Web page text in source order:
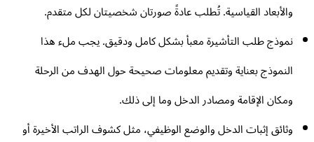
والأبعاد القياسية. تُطلب عادةً صورتان شخصيتان لكل متقدم.
نموذج طلب التأشيرة معبأ بشكل كامل ودقيق. يجب ملء هذا
النموذج بعناية وتقديم معلومات صحيحة حول الهدف من الرحلة
ومكان الإقامة ومصادر الدخل وما إلى ذلك.
وثائق إثبات الدخل والوضع الوظيفي، مثل كشوف الراتب الأخيرة أو